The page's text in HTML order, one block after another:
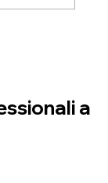
a